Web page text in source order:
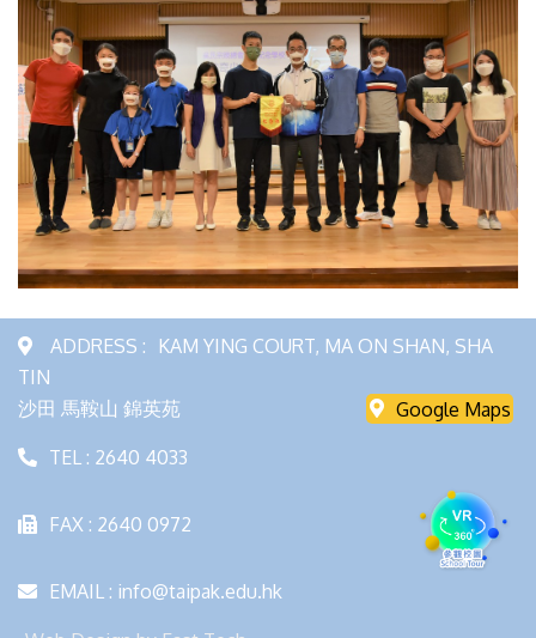
ADDRESS : KAM YING COURT, MA ON SHAN, SHA
TIN
沙田 馬鞍山 錦英苑
Google Maps
TEL : 2640 4033
FAX : 2640 0972
EMAIL : info@taipak.edu.hk